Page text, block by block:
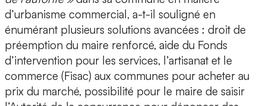
d’urbanisme commercial, a-t-il souligné en
énumérant plusieurs solutions avancées : droit de
préemption du maire renforcé, aide du Fonds
d’intervention pour les services, l’artisanat et le
commerce (Fisac) aux communes pour acheter au
prix du marché, possibilité pour le maire de saisir